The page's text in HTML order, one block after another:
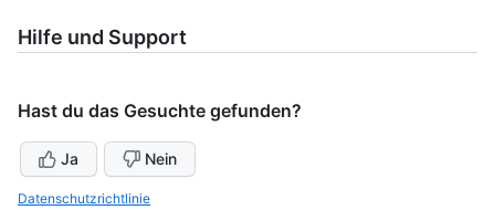
Hilfe und Support
Hast du das Gesuchte gefunden?
Ja Nein
Datenschutzrichtlinie